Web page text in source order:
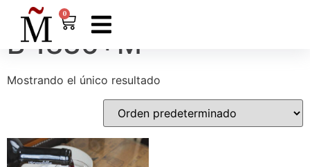
0
Inicio/ Productos etiquetados “B 1836+M”
B 1836+M
Mostrando el único resultado